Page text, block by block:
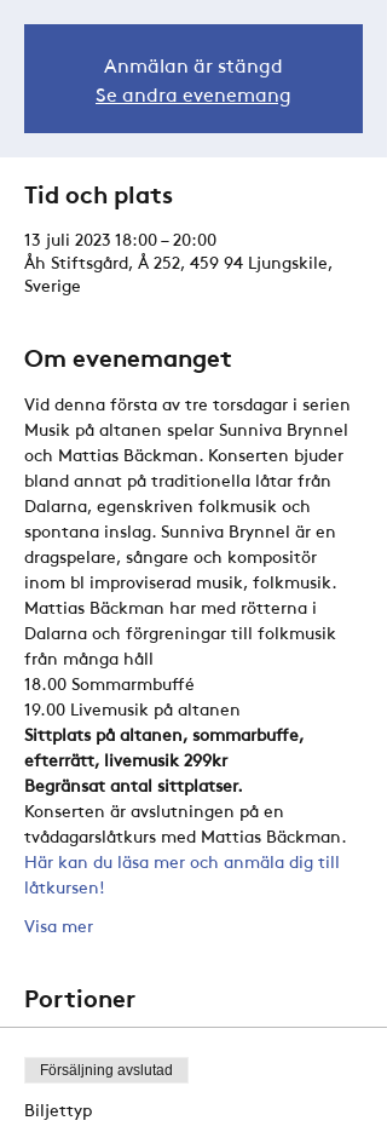
Anmälan är stängd
Se andra evenemang
Tid och plats
13 juli 2023 18:00 – 20:00
Åh Stiftsgård, Å 252, 459 94 Ljungskile,
Sverige
Om evenemanget
Vid denna första av tre torsdagar i serien
Musik på altanen spelar Sunniva Brynnel
och Mattias Bäckman. Konserten bjuder
bland annat på traditionella låtar från
Dalarna, egenskriven folkmusik och
spontana inslag. Sunniva Brynnel är en
dragspelare, sångare och kompositör
inom bl improviserad musik, folkmusik.
Mattias Bäckman har med rötterna i
Dalarna och förgreningar till folkmusik
från många håll
18.00 Sommarmbuffé
19.00 Livemusik på altanen
Sittplats på altanen, sommarbuffe,
efterrätt, livemusik 299kr
Begränsat antal sittplatser.
Konserten är avslutningen på en
tvådagarslåtkurs med Mattias Bäckman.
Här kan du läsa mer och anmäla dig till
låtkursen!
Visa mer
Portioner
Försäljning avslutad
Biljettyp